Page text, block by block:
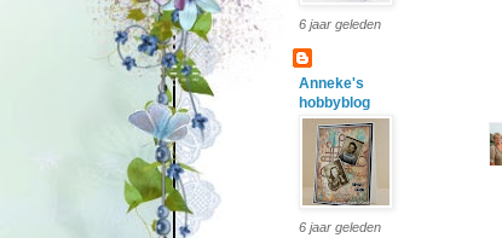
6 jaar geleden
Anneke's
hobbyblog
6 jaar geleden